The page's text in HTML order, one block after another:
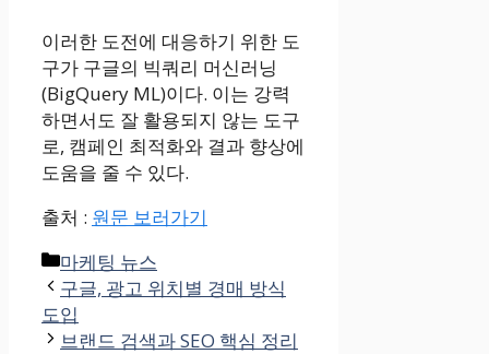
이러한 도전에 대응하기 위한 도
구가 구글의 빅쿼리 머신러닝
(BigQuery ML)이다. 이는 강력
하면서도 잘 활용되지 않는 도구
로, 캠페인 최적화와 결과 향상에
도움을 줄 수 있다.
출처 : 원문 보러가기
Categories
마케팅 뉴스
구글, 광고 위치별 경매 방식
도입
브랜드 검색과 SEO 핵심 정리